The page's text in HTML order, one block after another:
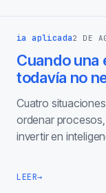
ia aplicada2 DE
Cuando una
todavía no
Cuatro
ordenar
invertir en
LEER→